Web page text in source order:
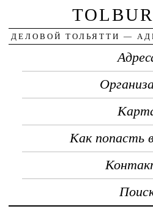
ДЕЛОВОЙ ТОЛЬЯТТИ —
Как попасть